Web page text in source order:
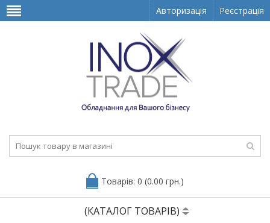
Авторизація Реєстрація
Товарів: 0 (0.00 грн.)
(КАТАЛОГ ТОВАРІВ)